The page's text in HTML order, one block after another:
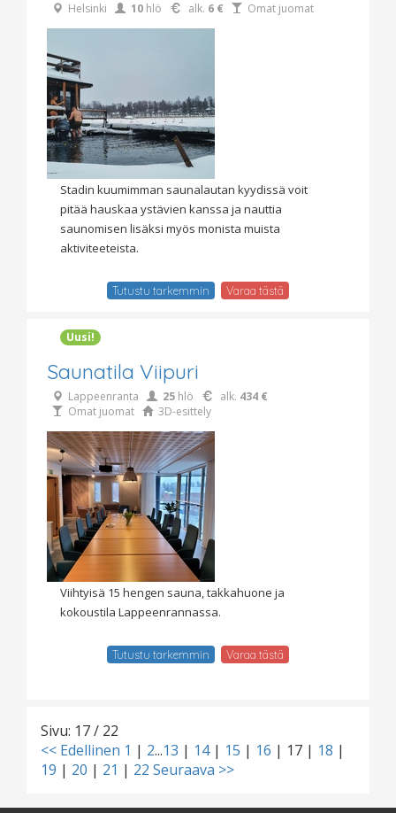
Helsinki 10 hlö alk. 6 € Omat juomat
Stadin kuumimman saunalautan kyydissä voit
pitää hauskaa ystävien kanssa ja nauttia
saunomisen lisäksi myös monista muista
aktiviteeteista.
Tutustu tarkemmin Varaa tästä
Uusi!
Saunatila Viipuri
Lappeenranta 25 hlö alk. 434 €
Omat juomat
3D-esittely
Viihtyisä 15 hengen sauna, takkahuone ja
kokoustila Lappeenrannassa.
Tutustu tarkemmin Varaa tästä
Sivu: 17 / 22
<< Edellinen 1 | 2...13 | 14| 15 | 16 | 17 | 18 |
19 | 20 | 21 | 22 Seuraava >>